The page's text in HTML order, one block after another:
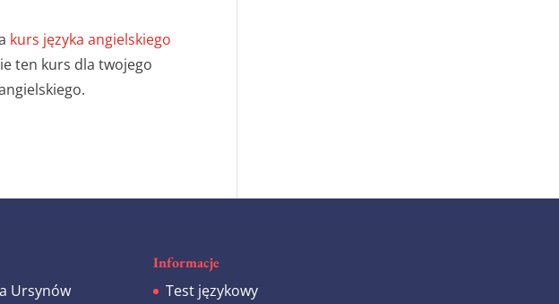
kurs języka angielskiego
ten kurs dla twojego
Ursynów
Informacje
Test językowy